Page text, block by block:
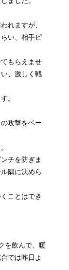
れますが、
い、相手ピ
もらえませ
、激しく戦
。
攻撃をベー
チを防ぎま
隅に決めら
ことはでき
を飲んで、暖
では昨日よ